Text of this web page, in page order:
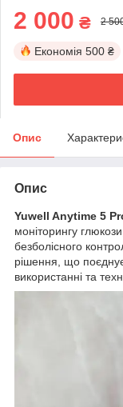
2 000 ₴ 2
Економія 500 ₴
Опис
Опис
Yuwell Anytime 5
моніторингу
безболісного
рішення, що
використанні та